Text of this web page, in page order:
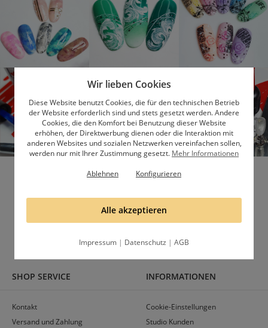
Folge uns und lerne uns besser kennen
Gruppe Profil
SHOP SERVICE
Kontakt
Versand und Zahlung
INFORMATIONEN
Cookie-Einstellungen
Studio Kunden
Wir lieben Cookies
Diese Website benutzt Cookies, die für den technischen Betrieb
der Website erforderlich sind und stets gesetzt werden. Andere
Cookies, die den Komfort bei Benutzung dieser Website
erhöhen, der Direktwerbung dienen oder die Interaktion mit
anderen Websites und sozialen Netzwerken vereinfachen sollen,
werden nur mit Ihrer Zustimmung gesetzt. Mehr Informationen
Ablehnen
Konfigurieren
Alle akzeptieren
Impressum | Datenschutz | AGB